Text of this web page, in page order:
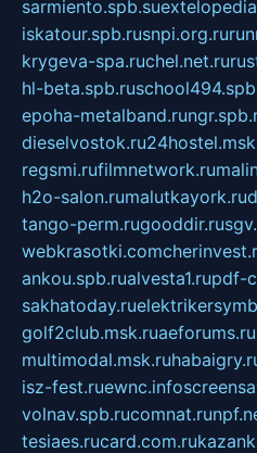
sarmiento.spb.su
iskatour.spb.rusnpi.org.ru
krygeva-spa.ruchel.net.ru
hl-beta.spb.ru
epoha-metalband.ru
dieselvostok.ru
regsmi.rufilmnetwork.ru
h2o-salon.rumalutkayork.ru
tango-perm.rugooddir.ru
webkrasotki.com
ankou.spb.rualvesta1.rupdf-
sakhatoday.ru
golf2club.msk.ruaeforums.ru
multimodal.msk.ru
isz-fest.ruewnc.info
volnav.spb.rucomnat.ru
tesiaes.rucard.com.ru